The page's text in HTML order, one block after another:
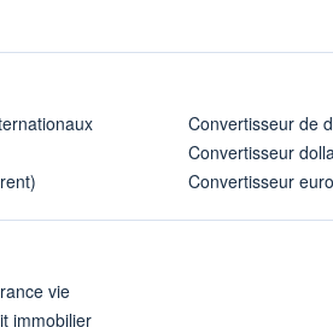
Convertisseur de
Convertisseur
Convertisseur
vie
immobilier